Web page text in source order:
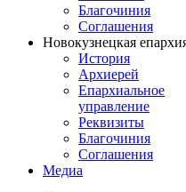
Благочиния
Соглашения
Новокузнецкая
История
Архиерей
Епархиальное
управление
Реквизиты
Благочиния
Соглашения
Медиа